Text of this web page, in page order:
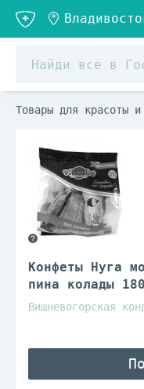
Товары для красоты и
Конфеты Нуга
пина колады
Вишневогорская